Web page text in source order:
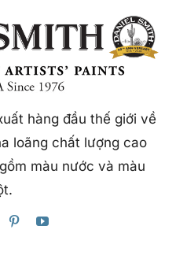
hàng đầu thế giới về
loãng chất lượng cao
màu nước và màu